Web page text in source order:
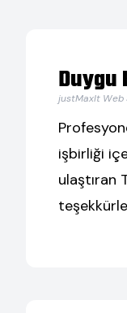
Duygu
justMaxIt Web
işbirliği
ulaştıran